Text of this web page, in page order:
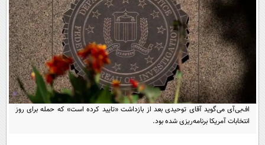
یک برش دانایی
محیط زیست
سفر و تفریح
علم و دانش
فناوری و It
علمی
اخبار کریپتو
قرآن
گوناگون
سرگرمی
باشگاه مغز
مجله تصویری سلاح
فیلم
اقتصاد
ورزش
عصر ایران 2
خواندنی ها و دیدنی ها
آموزش زبان
اف‌بی‌آی می‌گوید آقای توحیدی بعد از بازداشت «تایید کرده است» که حمله برای روز
انتخابات آمریکا برنامه‌ریزی شده بود.